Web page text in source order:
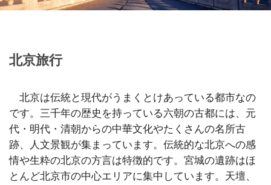
北京旅行
北京は伝統と現代がうまくとけあっている都市なの
です。三千年の歴史を持っている六朝の古都には、元
代・明代・清朝からの中華文化やたくさんの名所古
跡、人文景観が集まっています。伝統的な北京への感
情や生粋の北京の方言は特徴的です。宮城の遺跡はほ
とんど北京市の中心エリアに集中しています。天壇、